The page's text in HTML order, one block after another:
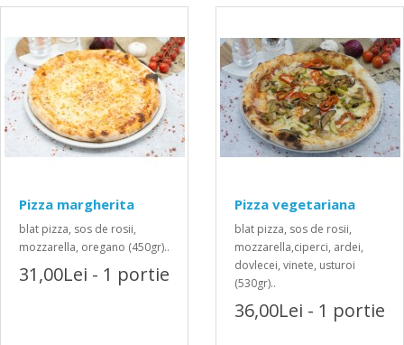
Pizza margherita
blat pizza, sos de rosii,
mozzarella, oregano (450gr)..
31,00Lei - 1 portie
Pizza vegetariana
blat pizza, sos de rosii,
mozzarella,ciperci, ardei,
dovlecei, vinete, usturoi
(530gr)..
36,00Lei - 1 portie